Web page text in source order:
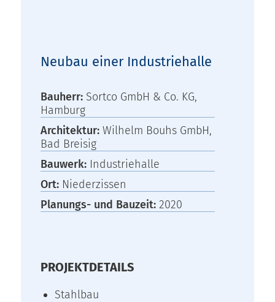
Neubau einer Industriehalle
Bauherr: Sortco GmbH & Co. KG,
Hamburg
Architektur:Wilhelm Bouhs GmbH,
Bad Breisig
Bauwerk: Industriehalle
Ort: Niederzissen
Planungs- und Bauzeit:2020
PROJEKTDETAILS
Stahlbau